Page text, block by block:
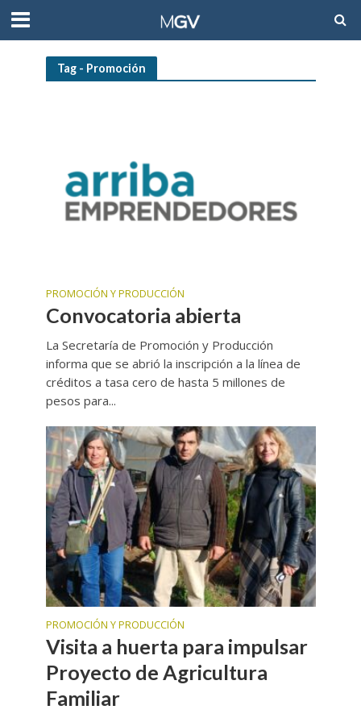
Tag - Promoción
PROMOCIÓN Y PRODUCCIÓN
Convocatoria abierta
La Secretaría de Promoción y Producción
informa que se abrió la inscripción a la línea de
créditos a tasa cero de hasta 5 millones de
pesos para...
PROMOCIÓN Y PRODUCCIÓN
Visita a huerta para impulsar
Proyecto de Agricultura
Familiar